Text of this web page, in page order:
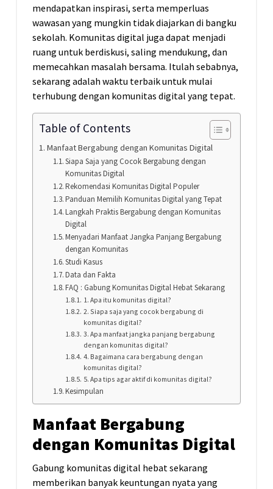
mendapatkan inspirasi, serta memperluas
wawasan yang mungkin tidak diajarkan di bangku
sekolah. Komunitas digital juga dapat menjadi
ruang untuk berdiskusi, saling mendukung, dan
memecahkan masalah bersama. Itulah sebabnya,
sekarang adalah waktu terbaik untuk mulai
terhubung dengan komunitas digital yang tepat.
Table of Contents
Manfaat Bergabung dengan Komunitas Digital
Siapa Saja yang Cocok Bergabung dengan
Komunitas Digital
Rekomendasi Komunitas Digital Populer
Panduan Memilih Komunitas Digital yang Tepat
Langkah Praktis Bergabung dengan Komunitas
Digital
Menyadari Manfaat Jangka Panjang Bergabung
dengan Komunitas
Studi Kasus
Data dan Fakta
FAQ : Gabung Komunitas Digital Hebat Sekarang
1. Apa itu komunitas digital?
2. Siapa saja yang cocok bergabung di
komunitas digital?
3. Apa manfaat jangka panjang bergabung
dengan komunitas digital?
4. Bagaimana cara bergabung dengan
komunitas digital?
5. Apa tips agar aktif di komunitas digital?
Kesimpulan
Manfaat Bergabung
dengan Komunitas Digital
Gabung komunitas digital hebat sekarang
memberikan banyak keuntungan nyata yang